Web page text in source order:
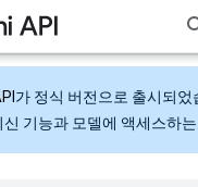
가 정식 버전으로 출시되었
기능과 모델에 액세스하